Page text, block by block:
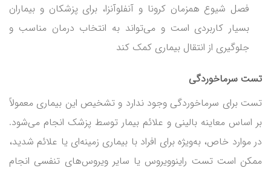
فصل شیوع همزمان کرونا و آنفلوآنزا، برای پزشکان و بیماران
بسیار کاربردی است و می‌تواند به انتخاب درمان مناسب و
جلوگیری از انتقال بیماری کمک کند
تست سرماخوردگی
تست برای سرماخوردگی وجود ندارد و تشخیص این بیماری معمولاً
بر اساس معاینه بالینی و علائم بیمار توسط پزشک انجام می‌شود.
در موارد خاص، به‌ویژه برای افراد با بیماری زمینه‌ای یا علائم شدید،
ممکن است تست راینوویروس یا سایر ویروس‌های تنفسی انجام